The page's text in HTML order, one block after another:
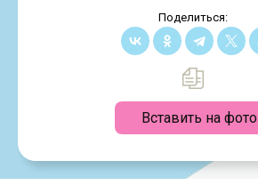
Поделиться:
Вставить на фото